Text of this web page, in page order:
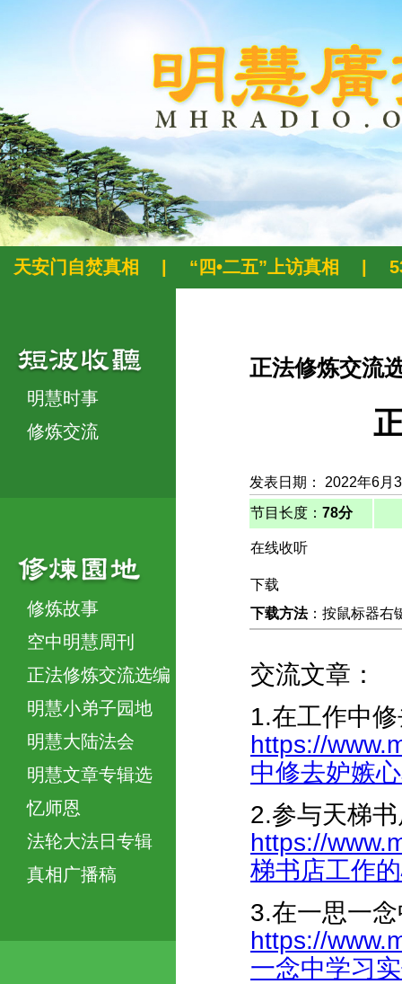
天安门自焚真相 “四•二五”上访真相
明慧时事
修炼交流
修炼故事
空中明慧周刊
正法修炼交流选编
明慧小弟子园地
明慧大陆法会
明慧文章专辑选
忆师恩
法轮大法日专辑
真相广播稿
正法修炼交流
发表日期： 2022年6月
节目长度： 78分
在线收听
下载
下载方法：按鼠标器右
交流文章：
1.在工作中
https://
中修去妒嫉
2.参与天梯
https://
梯书店工作
3.在一思一
https://
一念中学习